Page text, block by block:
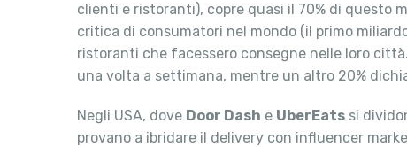
clienti e ristoranti), copre quasi il 70% di questo
critica di consumatori nel mondo (il primo
ristoranti che facessero consegne nelle loro
una volta a settimana, mentre un altro 20%
Negli USA, dove Door Dash e UberEats si
provano a ibridare il delivery con influencer